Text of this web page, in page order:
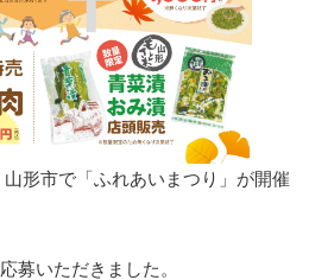
形市で「ふれあいまつり」が開催
募いただきました。